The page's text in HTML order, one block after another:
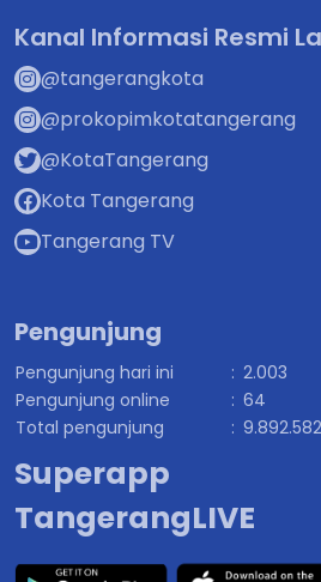
Kanal Informasi Resmi
@tangerangkota
@prokopimkotatangerang
@KotaTangerang
Kota Tangerang
Tangerang TV
Pengunjung
Pengunjung hari ini : 2.003
Pengunjung online
: 64
Total pengunjung
: 9.892.582
Superapp
TangerangLIVE